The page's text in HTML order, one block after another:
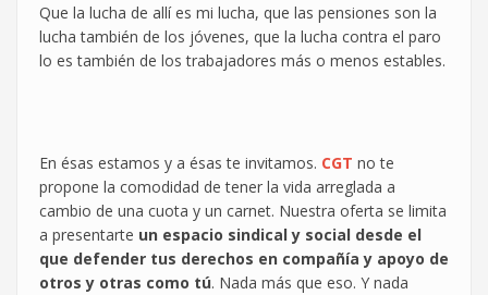
Que la lucha de allí es mi lucha, que las pensiones son la
lucha también de los jóvenes, que la lucha contra el paro
lo es también de los trabajadores más o menos estables.
En ésas estamos y a ésas te invitamos. CGT no te
propone la comodidad de tener la vida arreglada a
cambio de una cuota y un carnet. Nuestra oferta se limita
a presentarte un espacio sindical y social desde el
que defender tus derechos en compañía y apoyo de
otros y otras como tú. Nada más que eso. Y nada